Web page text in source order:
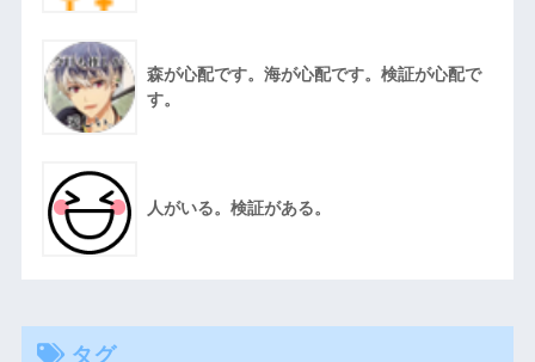
森が心配です。海が心配です。検証が心配で
す。
人がいる。検証がある。
タグ